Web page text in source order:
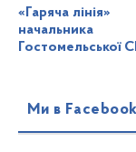
«Гаряча лінія»
начальника
Гостомельської
Ми в Facebook